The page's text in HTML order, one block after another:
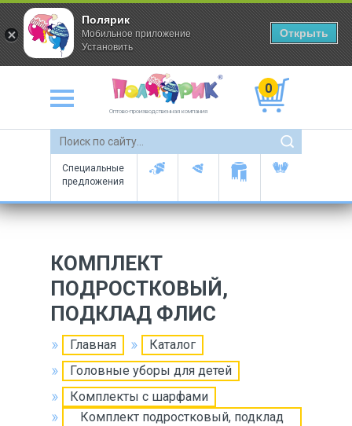
Оптово-производственная компания
0
Специальные
предложения
КОМПЛЕКТ
ПОДРОСТКОВЫЙ,
ПОДКЛАД ФЛИС
Главная
Каталог
Головные уборы для детей
Комплекты с шарфами
Комплект подростковый, подклад
Полярик
Мобильное приложение
Установить
Открыть